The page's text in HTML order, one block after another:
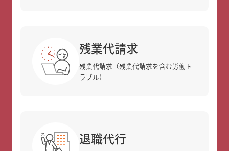
残業代請求
残業代請求（残業代請求を含む労働ト
ラブル）
退職代行